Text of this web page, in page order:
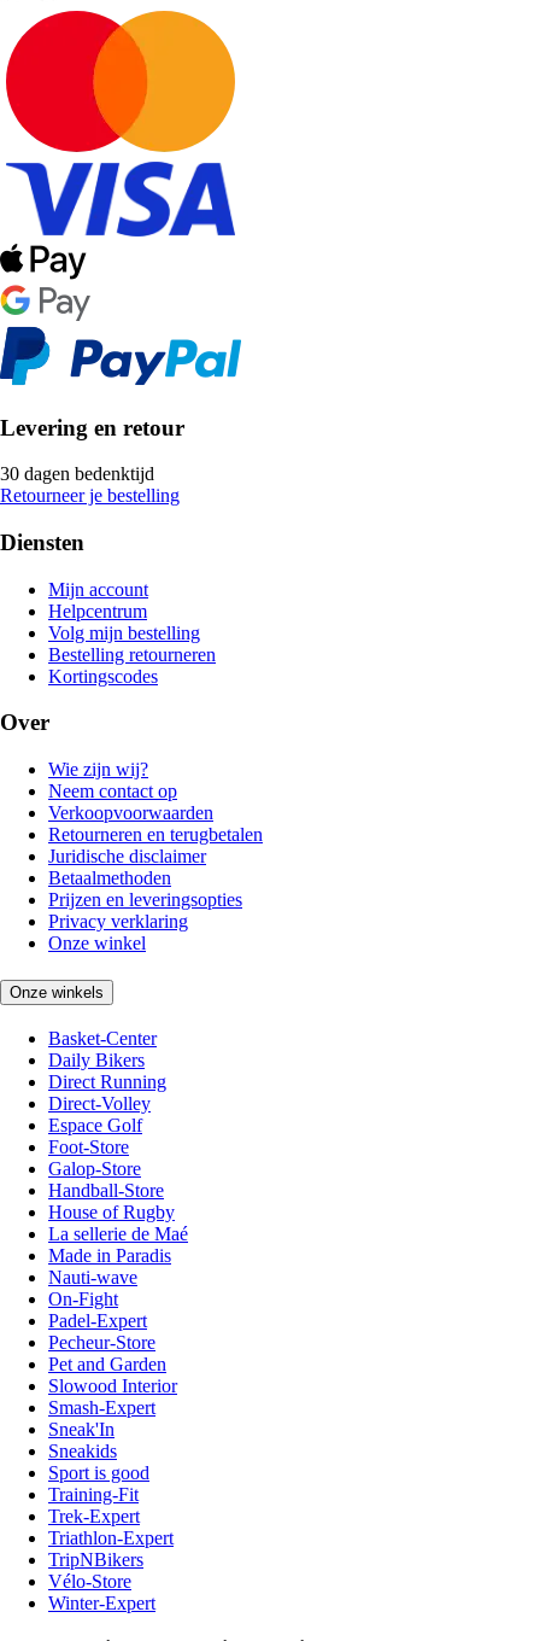
Levering en retour
30 dagen bedenktijd
Retourneer je bestelling
Diensten
Mijn account
Helpcentrum
Volg mijn bestelling
Bestelling retourneren
Kortingscodes
Over
Wie zijn wij?
Neem contact op
Verkoopvoorwaarden
Retourneren en terugbetalen
Juridische disclaimer
Betaalmethoden
Prijzen en leveringsopties
Privacy verklaring
Onze winkel
Onze winkels
Basket-Center
Daily Bikers
Direct Running
Direct-Volley
Espace Golf
Foot-Store
Galop-Store
Handball-Store
House of Rugby
La sellerie de Maé
Made in Paradis
Nauti-wave
On-Fight
Padel-Expert
Pecheur-Store
Pet and Garden
Slowood Interior
Smash-Expert
Sneak'In
Sneakids
Sport is good
Training-Fit
Trek-Expert
Triathlon-Expert
TripNBikers
Vélo-Store
Winter-Expert